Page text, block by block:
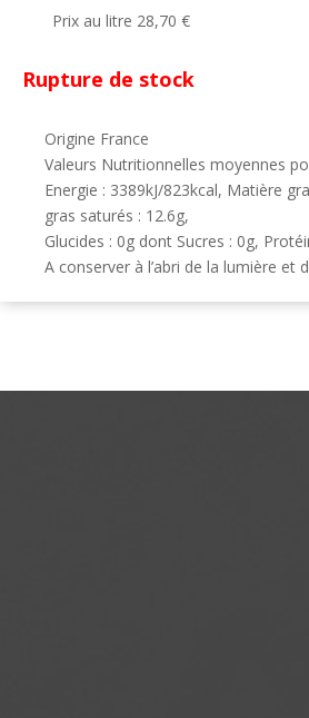
Prix au litre 28,70 €
Rupture de stock
Origine France
Valeurs Nutritionnelles moyennes
Energie : 3389kJ/823kcal, Matière
gras saturés : 12.6g,
Glucides : 0g dont Sucres : 0g,
A conserver à l’abri de la lumière et